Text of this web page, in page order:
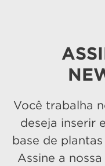
Você trabalha
deseja inserir
base de
Assine a